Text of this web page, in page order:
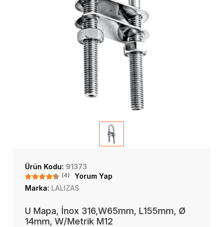
Ürün Kodu: 91373
(4)
Yorum Yap
Marka: LALIZAS
U Mapa, İnox 316,W65mm, L155mm, Ø
14mm, W/Metrik M12